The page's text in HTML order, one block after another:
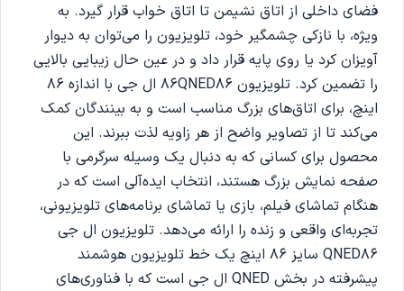
فضای داخلی از اتاق نشیمن تا اتاق خواب قرار گیرد. به
ویژه، با نازکی چشمگیر خود، تلویزیون را می‌توان به دیوار
آویزان کرد یا روی پایه قرار داد و در عین حال زیبایی بالایی
را تضمین کرد. تلویزیون 86QNED86 ال جی با اندازه 86
اینچ، برای اتاق‌های بزرگ مناسب است و به بینندگان کمک
می‌کند تا از تصاویر واضح از هر زاویه لذت ببرند. این
محصول برای کسانی که به دنبال یک وسیله سرگرمی با
صفحه نمایش بزرگ هستند، انتخاب ایده‌آلی است که در
هنگام تماشای فیلم، بازی یا تماشای برنامه‌های تلویزیونی،
تجربه‌ای واقعی و زنده را ارائه می‌دهد. تلویزیون ال جی
QNED86 سایز 86 اینچ یک خط تلویزیون هوشمند
پیشرفته در بخش QNED ال‌ جی است که با فناوری‌های